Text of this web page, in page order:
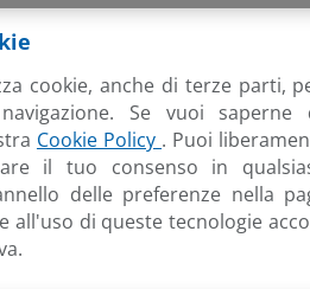
E-mail:
O.S.L. S.R.L.
cookie, anche di terze parti,
Se vuoi
Cookie Policy . Puoi
il tuo consenso in
delle preferenze nella
all'uso di queste tecnologie